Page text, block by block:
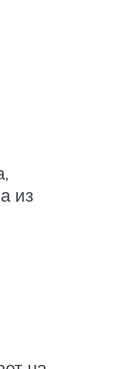
из